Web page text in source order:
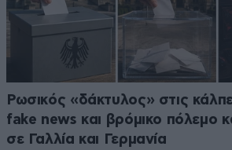
Ρωσικός «δάκτυλος» στις
fake news και βρόμικο πόλεμο
σε Γαλλία και Γερμανία